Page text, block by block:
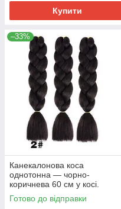
Купити
–33%
Канекалонова коса
однотонна — чорно-
коричнева 60 см у косі.
Термостійкий. 2#
Готово до відправки